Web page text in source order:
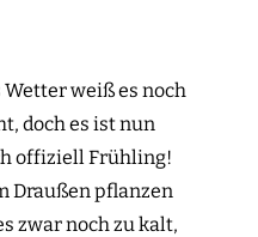
Wetter weiß es noch
doch es ist nun
offiziell Frühling!
Draußen pflanzen
zwar noch zu kalt,